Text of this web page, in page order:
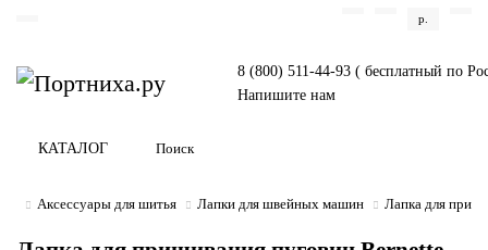
р.
8 (800) 511-44-93 ( бесплатный по
Напишите нам
КАТАЛОГ
Аксессуары для шитья Лапки для швейных машин Лапка для